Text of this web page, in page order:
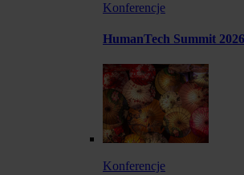
Konferencje
HumanTech Summit 2026
Konferencje